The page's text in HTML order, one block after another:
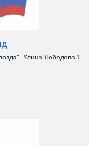
Улица Лебедева 1